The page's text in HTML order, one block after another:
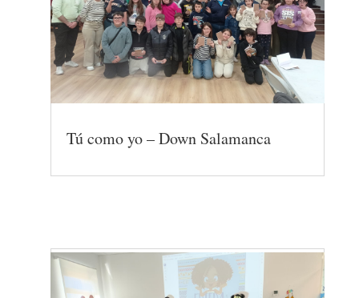
Tú como yo – Down Salamanca